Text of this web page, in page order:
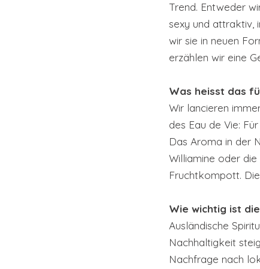
Trend. Entweder
sexy und attraktiv,
wir sie in neuen
erzählen wir eine
Was heisst das
Wir lancieren
des Eau de Vie:
Das Aroma in der
Williamine oder
Fruchtkompott.
Wie wichtig ist
Ausländische
Nachhaltigkeit
Nachfrage nach